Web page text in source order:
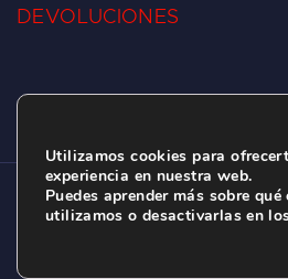
DEVOLUCIONES
CLUB DE SURF LAS DUNAS ©
C/ BERNARDO ÁLVAREZ GALAN
Utilizamos cookies para
experiencia en nuestra web.
Puedes aprender más sobre
utilizamos o desactivarlas en